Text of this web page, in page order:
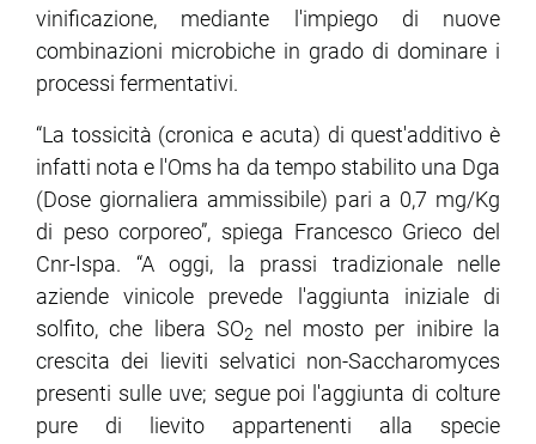
vinificazione, mediante l'impiego di nuove
combinazioni microbiche in grado di dominare i
processi fermentativi.
“La tossicità (cronica e acuta) di quest'additivo è
infatti nota e l'Oms ha da tempo stabilito una Dga
(Dose giornaliera ammissibile) pari a 0,7 mg/Kg
di peso corporeo”, spiega Francesco Grieco del
Cnr-Ispa. “A oggi, la prassi tradizionale nelle
aziende vinicole prevede l'aggiunta iniziale di
solfito, che libera SO2 nel mosto per inibire la
crescita dei lieviti selvatici non-Saccharomyces
presenti sulle uve; segue poi l'aggiunta di colture
pure di lievito appartenenti alla specie